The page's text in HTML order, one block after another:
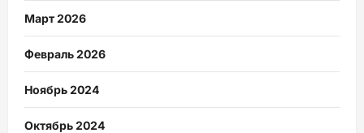
Март 2026
Февраль 2026
Ноябрь 2024
Октябрь 2024